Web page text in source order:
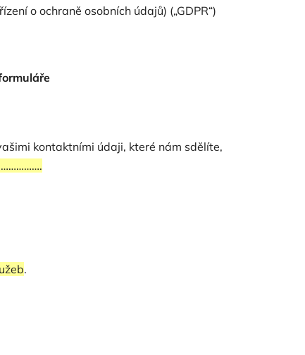
o ochraně osobních údajů) („GDPR“)
kontaktními údaji, které nám sdělíte,
.